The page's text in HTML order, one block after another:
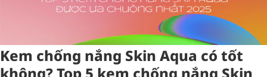
Kem chống nắng Skin Aqua có tốt